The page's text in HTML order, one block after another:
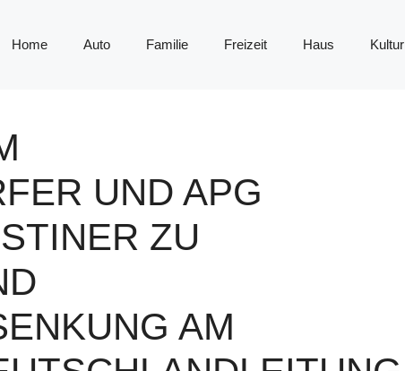
Home Auto Familie Freizeit Haus Kultur
UND APG
ZU
AM